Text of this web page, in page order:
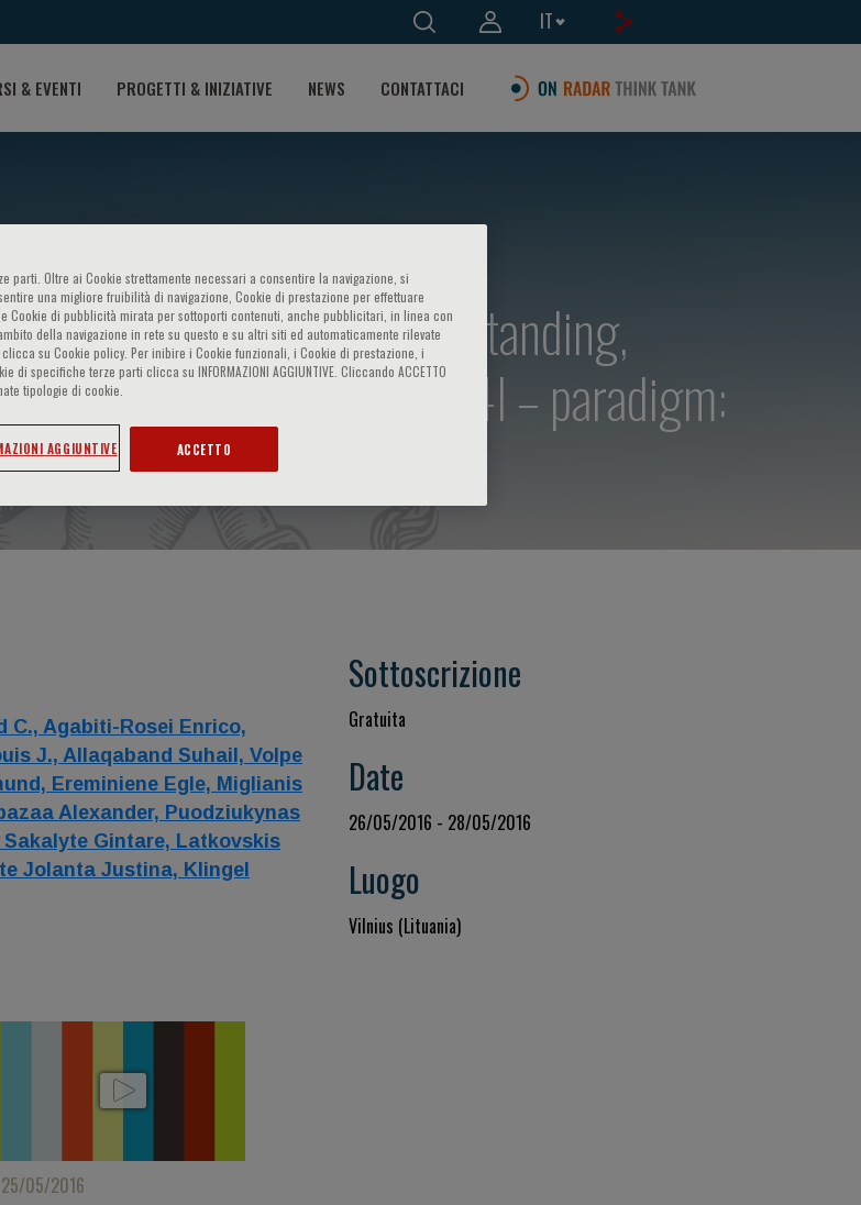
IT
& EVENTI PROGETTI & INIZIATIVE NEWS CONTATTACI
through understanding,
of the disease - 4I – paradigm:
Implement
C., Agabiti-Rosei Enrico,
J., Allaqaband Suhail, Volpe
Ereminiene Egle, Miglianis
Alexander, Puodziukynas
Sakalyte Gintare, Latkovskis
Jolanta Justina, Klingel
25/05/2016
Sottoscrizione
Gratuita
Date
26/05/2016 - 28/05/2016
Luogo
Vilnius (Lituania)
parti. Oltre ai Cookie strettamente necessari a consentire la navigazione, si
una migliore fruibilità di navigazione, Cookie di prestazione per effettuare
Cookie di pubblicità mirata per sottoporti contenuti, anche pubblicitari, in linea con
della navigazione in rete su questo e su altri siti ed automaticamente rilevate
su Cookie policy. Per inibire i Cookie funzionali, i Cookie di prestazione, i
specifiche terze parti clicca su INFORMAZIONI AGGIUNTIVE. Cliccando ACCETTO
tipologie di cookie.
AGGIUNTIVE ACCETTO